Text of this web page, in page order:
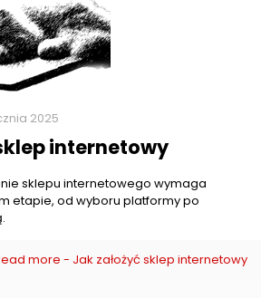
2025
internetowy
sklepu internetowego wymaga
etapie, od wyboru platformy po
more - Jak założyć sklep internetowy